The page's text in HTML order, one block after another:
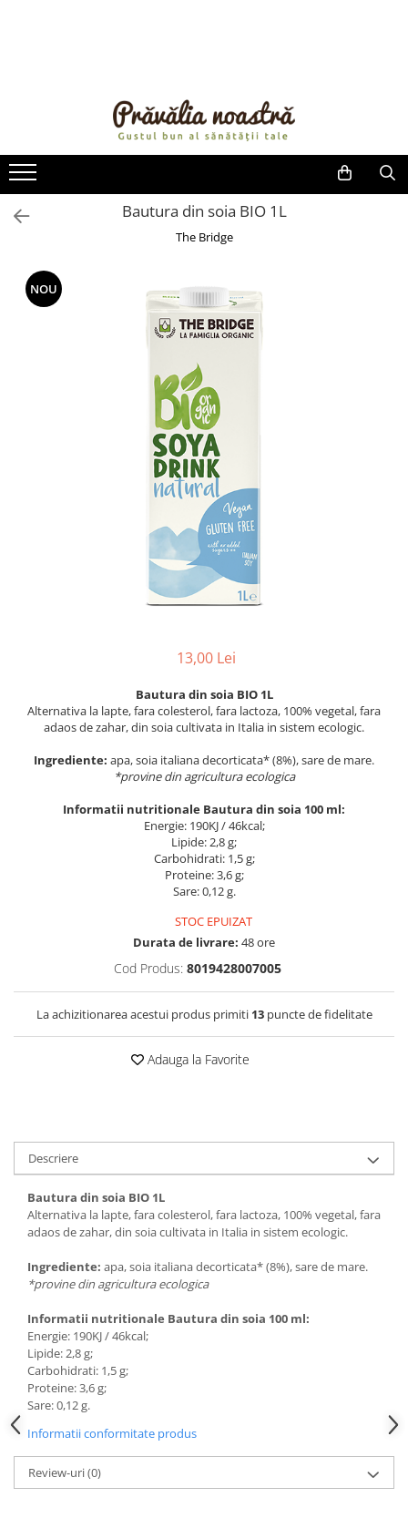
ULEIURI ȘI UNTURI
MĂSLINE
FRUCTE DESHIDRATATE
FRUCTE LA CONSERVĂ
OȚETURI ȘI SOSURI
CREME ȘI PASTE TARTINABILE
REMEDII NATURISTE
Bautura din soia BIO 1L
The Bridge
NOU
13,00 Lei
Bautura din soia BIO 1L
Alternativa la lapte, fara colesterol, fara lactoza, 100% vegetal, fara
adaos de zahar, din soia cultivata in Italia in sistem ecologic.
Ingrediente: apa, soia italiana decorticata* (8%), sare de mare.
*provine din agricultura ecologica
Informatii nutritionale Bautura din soia 100 ml:
Energie: 190KJ / 46kcal;
Lipide: 2,8 g;
Carbohidrati: 1,5 g;
Proteine: 3,6 g;
Sare: 0,12 g.
STOC EPUIZAT
Durata de livrare: 48 ore
Cod Produs: 8019428007005
La achizitionarea acestui produs primiti 13puncte de fidelitate
Adauga la Favorite
Descriere
Bautura din soia BIO 1L
Alternativa la lapte, fara colesterol, fara lactoza, 100% vegetal, fara
adaos de zahar, din soia cultivata in Italia in sistem ecologic.
Ingrediente: apa, soia italiana decorticata* (8%), sare de mare.
*provine din agricultura ecologica
Informatii nutritionale Bautura din soia 100 ml:
Energie: 190KJ / 46kcal;
Lipide: 2,8 g;
Carbohidrati: 1,5 g;
Proteine: 3,6 g;
Sare: 0,12 g.
Informatii conformitate produs
Review-uri(0)